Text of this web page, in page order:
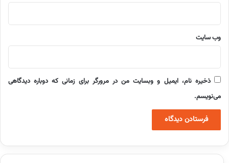
وب‌ سایت
ذخیره نام، ایمیل و وبسایت من در مرورگر برای زمانی که دوباره دیدگاهی
می‌نویسم.